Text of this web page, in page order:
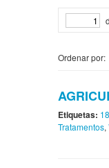
Ordenar por:
Etiquetas:
Tratamentos,